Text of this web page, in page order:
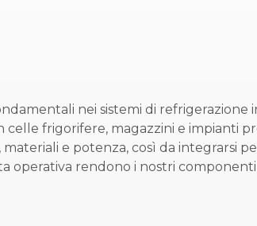
nei sistemi di
frigorifere, magazzini e impianti
materiali e potenza, così da integrarsi
operativa rendono i nostri